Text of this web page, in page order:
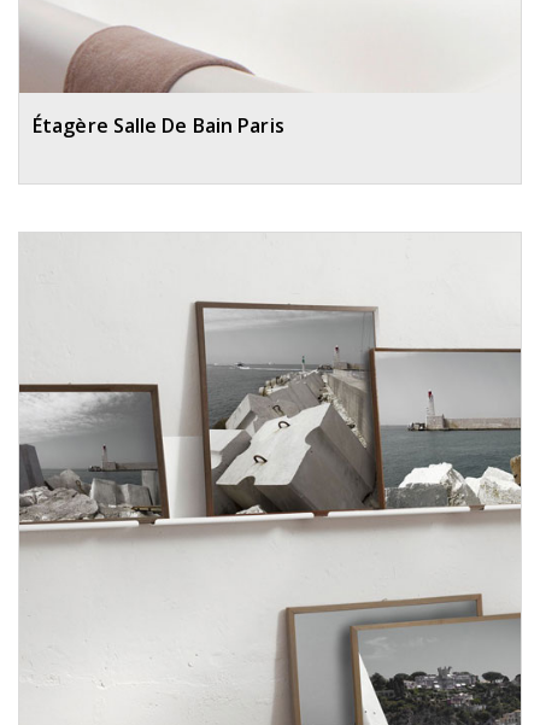
Étagère Salle De Bain Paris